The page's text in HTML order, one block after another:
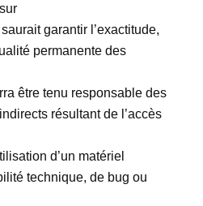
garantir l’exactitude,
permanente des
être tenu responsable des
résultant de l’accès
d’un matériel
technique, de bug ou